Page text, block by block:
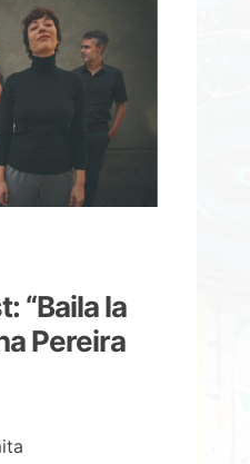
“Baila la
Pereira